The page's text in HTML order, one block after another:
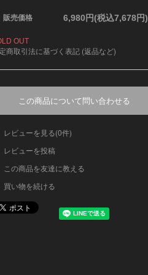
販売価格 6,980円(税込7,678円)
OUT
商取引法に基づく表記 (返品など)
この商品について問い合わせる
レビューを見る(0件)
レビューを投稿
この商品を友達に教える
買い物を続ける